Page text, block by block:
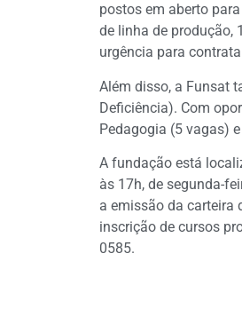
postos em aberto
de linha de produção,
urgência para
Além disso, a Funsat
Deficiência). Com
Pedagogia (5 vagas)
A fundação está
às 17h, de segunda-
a emissão da carteira
inscrição de cursos
0585.